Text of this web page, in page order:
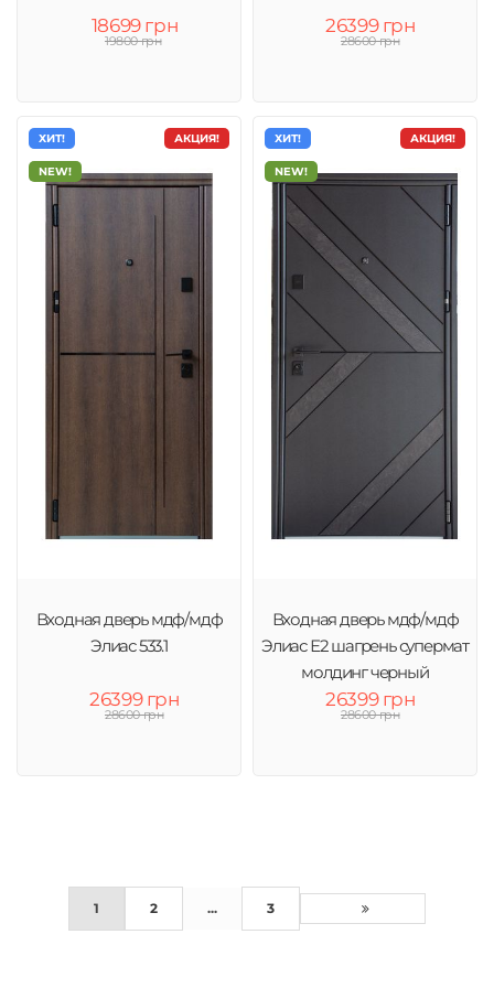
18699 грн
19800 грн
26399 грн
28600 грн
АКЦИЯ!
ХИТ!
NEW!
Входная дверь мдф/мдф
Элиас 533.1
26399 грн
28600 грн
АКЦИЯ!
ХИТ!
NEW!
Входная дверь мдф/мдф
Элиас Е2 шагрень супермат
молдинг черный
26399 грн
28600 грн
1 2 ... 3